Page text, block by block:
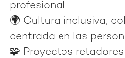
profesional
🌍 Cultura inclusiva,
centrada en las
🧩 Proyectos retadores